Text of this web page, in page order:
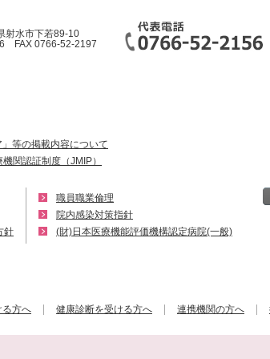
射水市下若89-10
FAX 0766-52-2197
」等の掲載内容について
関認証制度（JMIP）
針
職員職業倫理
院内感染対策指針
(財)日本医療機能評価機構認定病院(一般)
る方へ 健康診断を受ける方へ 連携機関の方へ